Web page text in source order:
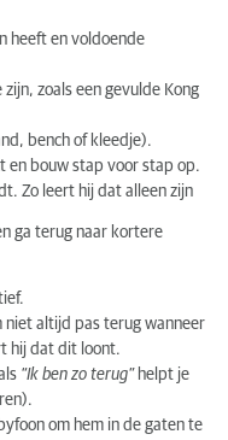
heeft en voldoende
zoals een gevulde Kong
bench of kleedje).
en bouw stap voor stap op.
Zo leert hij dat alleen zijn
ga terug naar kortere
niet altijd pas terug wanneer
hij dat dit loont.
“Ik ben zo terug” helpt je
om hem in de gaten te